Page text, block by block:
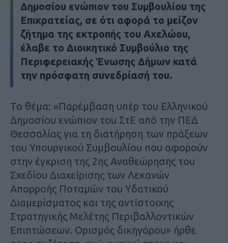
Δημοσίου ενώπιον του Συμβουλίου της
Επικρατείας, σε ότι αφορά το μείζον
ζήτημα της εκτροπής του Αχελώου,
έλαβε το Διοικητικό Συμβούλιο της
Περιφερειακής Ένωσης Δήμων κατά
την πρόσφατη συνεδρίασή του.
Το θέμα: «Παρέμβαση υπέρ του Ελληνικού
Δημοσίου ενώπιον του ΣτΕ από την ΠΕΔ
Θεσσαλίας για τη διατήρηση των πράξεων
του Υπουργικού Συμβουλίου που αφορούν
στην έγκριση της 2ης Αναθεώρησης του
Σχεδίου Διαχείρισης των Λεκανών
Απορροής Ποταμών του Υδατικού
Διαμερίσματος και της αντίστοιχης
Στρατηγικής Μελέτης Περιβαλλοντικών
Επιπτώσεων. Ορισμός δικηγόρου» ήρθε